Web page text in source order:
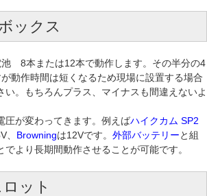
ックス
池 8本または12本で動作します。その半分の4
動作時間は短くなるため現場に設置する場合
い。もちろんプラス、マイナスも間違えないよ
が変わってきます。例えばハイクカム SP2
、 Browningは12Vです。 外部バッテリーと組
より長期間動作させることが可能です。
ット